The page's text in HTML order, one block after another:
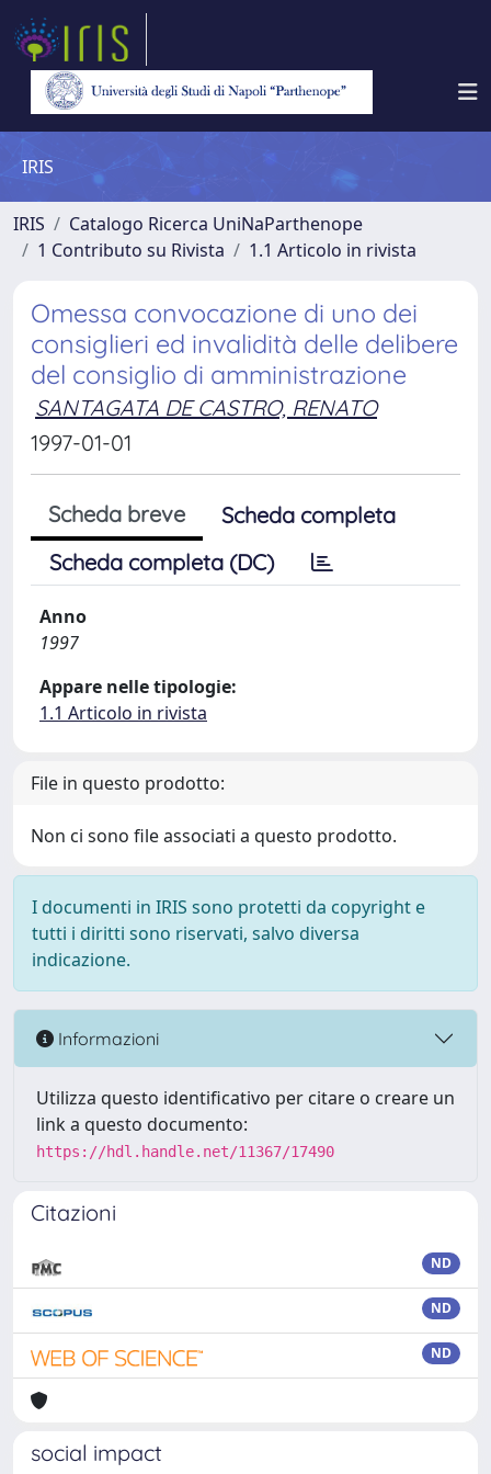
IRIS
IRIS
Catalogo Ricerca UniNaParthenope
1 Contributo su Rivista
1.1 Articolo in rivista
Omessa convocazione di uno dei
consiglieri ed invalidità delle delibere
del consiglio di amministrazione
SANTAGATA DE CASTRO, RENATO
1997-01-01
Scheda breve
Scheda completa
Scheda completa (DC)
Anno
1997
Appare nelle tipologie:
1.1 Articolo in rivista
File in questo prodotto:
Non ci sono file associati a questo prodotto.
I documenti in IRIS sono protetti da copyright e
tutti i diritti sono riservati, salvo diversa
indicazione.
Informazioni
Utilizza questo identificativo per citare o creare un
link a questo documento:
https://hdl.handle.net/11367/17490
Citazioni
ND
ND
ND
social impact